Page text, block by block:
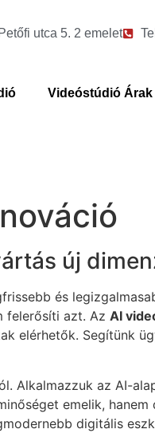
utca 5. 2 emelet
Videóstúdió Árak
új
és
felerősíti azt. Az AI
elérhetők. Segítünk
Alkalmazzuk az AI-
emelik,
digitális